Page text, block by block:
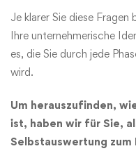
Je klarer Sie diese
Ihre unternehmerische
es, die Sie durch jede
wird.
Um herauszufinden,
ist, haben wir für Sie,
Selbstauswertung